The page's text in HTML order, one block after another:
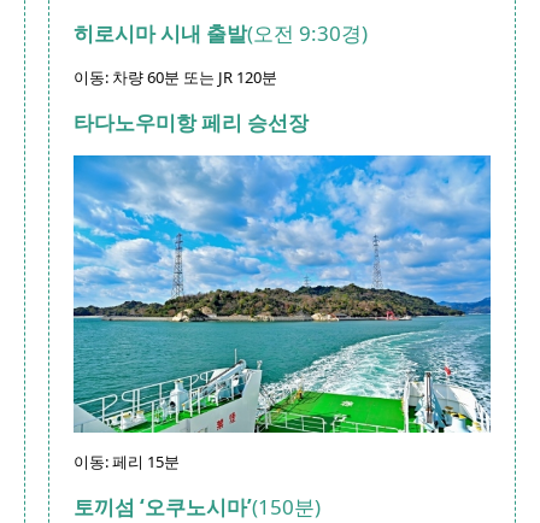
히로시마 시내 출발(오전 9:30경)
이동: 차량 60분 또는 JR 120분
타다노우미항 페리 승선장
이동: 페리 15분
토끼섬 ‘오쿠노시마’(150분)